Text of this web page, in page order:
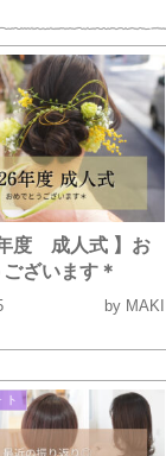
年度 成人式 】お
ざいます＊
by MAKI
ト